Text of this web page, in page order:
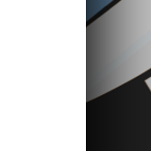
Extremo
Base/Extremo